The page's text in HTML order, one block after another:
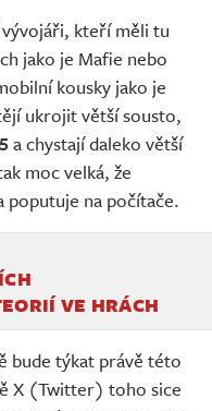
kteří měli tu
jako je Mafie nebo
kousky jako je
ukrojit větší sousto,
a chystají daleko větší
moc velká, že
poputuje na počítače.
VE HRÁCH
bude týkat právě této
X (Twitter) toho sice